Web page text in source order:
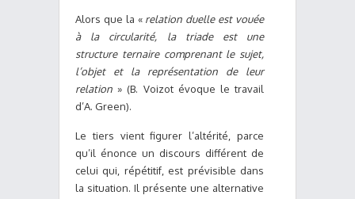
Alors que la « relation duelle est vouée
à la circularité, la triade est une
structure ternaire comprenant le sujet,
l’objet et la représentation de leur
relation » (B. Voizot évoque le travail
d’A. Green).
Le tiers vient figurer l’altérité, parce
qu’il énonce un discours différent de
celui qui, répétitif, est prévisible dans
la situation. Il présente une alternative